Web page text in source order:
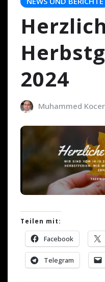
2024
Muhammed Kocer
Teilen mit:
Facebook
Telegram